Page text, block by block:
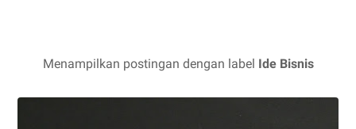
Menampilkan postingan dengan label Ide Bisnis